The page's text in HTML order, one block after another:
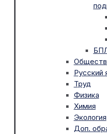
Русский
Труд
Физика
Химия
Экология
Доп.